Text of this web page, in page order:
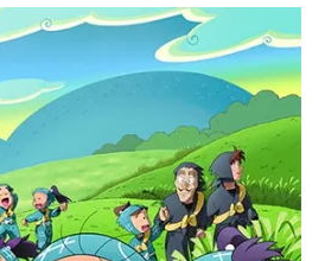
～第31シリーズ放送中キャスト乱太
郎：高山みなみきり丸：田中真弓し
んべヱ：一龍斎貞友大川平次渦正：
浦山迅山田伝蔵：大塚明夫土井半
助：関俊彦食堂のおばちゃん：巴菁
子ヘムヘム：島田敏ユキ：國府田マ
リ子トモミ：江森浩子シゲ：むたあ
きこ稗田八方斎：飯塚昭三スタッフ
原作：尼子騒兵衛「落第忍者乱太
郎」より監督：河内日出夫シリーズ